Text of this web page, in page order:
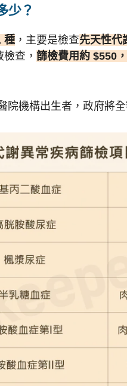
少？
種 ，主要是檢查先天性代
查， 篩檢費用約 $550
機構出生者，政府將全